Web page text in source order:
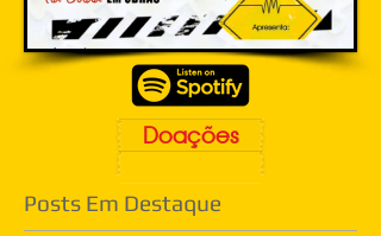
Doações
Posts Em Destaque